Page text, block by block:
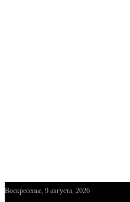
Воскресенье, 9 августа, 2026